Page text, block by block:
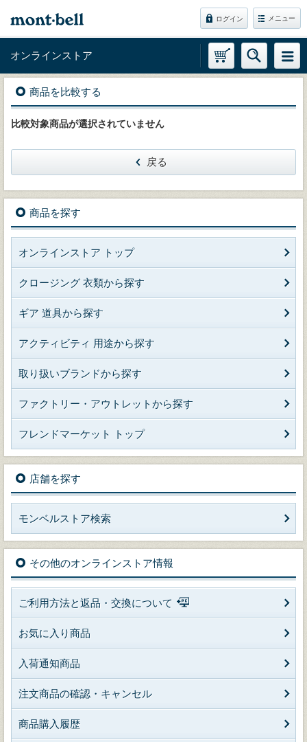
ログイン メニュー
オンラインストア
商品を比較する
比較対象商品が選択されていません
戻る
商品を探す
オンラインストア トップ
クロージング 衣類から探す
ギア 道具から探す
アクティビティ 用途から探す
取り扱いブランドから探す
ファクトリー・アウトレットから探す
フレンドマーケット トップ
店舗を探す
モンベルストア検索
その他のオンラインストア情報
ご利用方法と返品・交換について
お気に入り商品
入荷通知商品
注文商品の確認・キャンセル
商品購入履歴